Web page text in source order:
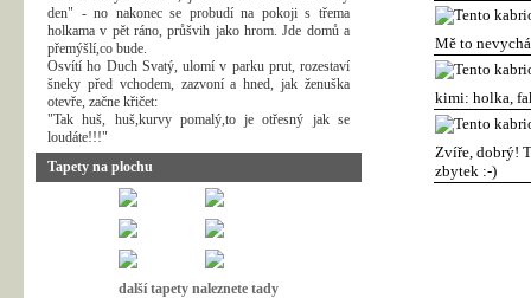
den" - no nakonec se probudí na pokoji s třema
holkama v pět ráno, průšvih jako hrom. Jde domů a
přemýšlí,co bude.
Osvítí ho Duch Svatý, ulomí v parku prut, rozestaví
šneky před vchodem, zazvoní a hned, jak ženuška
otevře, začne křičet:
"Tak huš, huš,kurvy pomalý,to je otřesný jak se
loudáte!!!"
Tapety na plochu
další tapety naleznete tady
Mě to
kimi: holka,
Zvíře, dobrý!
zbytek :-)